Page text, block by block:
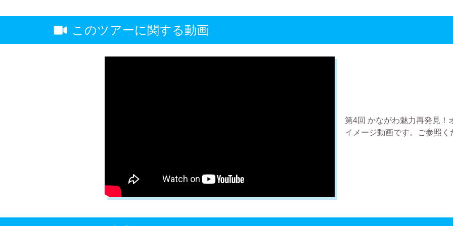
このツアーに関する動画
第4回 かながわ魅力再発見！
イメージ動画です。ご参照く